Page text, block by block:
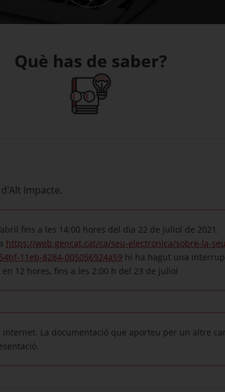
Què has de saber?
Impacte.
fins a les 14:00 hores del dia 22 de juliol de 2021.
https://web.gencat.cat/ca/seu-electronica/sobre-la-
11eb-8284-005056924a59 hi ha hagut una
12 hores, fins a les 2:00 h del 23 de juliol
La documentació que aporteu per un altre